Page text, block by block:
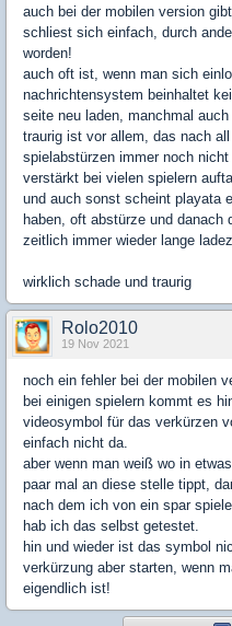
auch bei der mobilen version
schliest sich einfach, durch
worden!
auch oft ist, wenn man sich
nachrichtensystem beinhaltet
seite neu laden, manchmal auch
traurig ist vor allem, das nach
spielabstürzen immer noch
verstärkt bei vielen spielern
und auch sonst scheint playata
haben, oft abstürze und danach
zeitlich immer wieder lange
wirklich schade und traurig
Rolo2010
19 Nov 2021
noch ein fehler bei der mobilen
bei einigen spielern kommt es
videosymbol für das verkürzen
einfach nicht da.
aber wenn man weiß wo in
paar mal an diese stelle tippt,
nach dem ich von ein spar
hab ich das selbst getestet.
hin und wieder ist das symbol
verkürzung aber starten, wenn
eigendlich ist!